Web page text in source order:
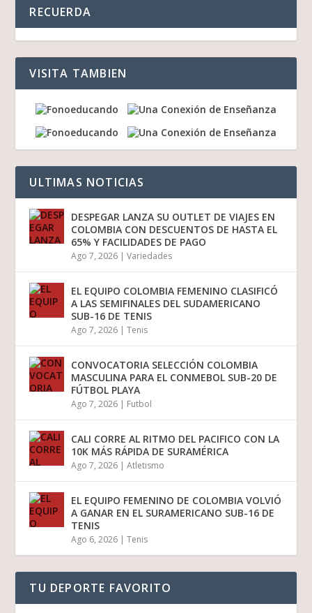
RECUERDA
VISITA TAMBIEN
ULTIMAS NOTICIAS
DESPEGAR LANZA SU OUTLET DE VIAJES EN
COLOMBIA CON DESCUENTOS DE HASTA EL
65% Y FACILIDADES DE PAGO
Ago 7, 2026 |Variedades
EL EQUIPO COLOMBIA FEMENINO CLASIFICÓ
A LAS SEMIFINALES DEL SUDAMERICANO
SUB-16 DE TENIS
Ago 7, 2026 |Tenis
CONVOCATORIA SELECCIÓN COLOMBIA
MASCULINA PARA EL CONMEBOL SUB-20 DE
FÚTBOL PLAYA
Ago 7, 2026 | Futbol
CALI CORRE AL RITMO DEL PACIFICO CON LA
10K MÁS RÁPIDA DE SURAMÉRICA
Ago 7, 2026 |Atletismo
EL EQUIPO FEMENINO DE COLOMBIA VOLVIÓ
A GANAR EN EL SURAMERICANO SUB-16 DE
TENIS
Ago 6, 2026 |Tenis
TU DEPORTE FAVORITO